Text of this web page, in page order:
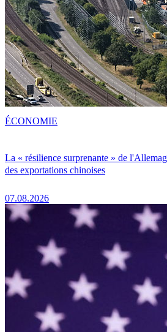
La « résilience surprenante » de
des exportations chinoises
07.08.2026
ÉCONOMIE